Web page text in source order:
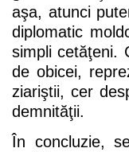
aşa, atunci
diplomatic
simpli cetăţeni.
de obicei,
ziariştii, cer
demnităţii.
În concluzie,